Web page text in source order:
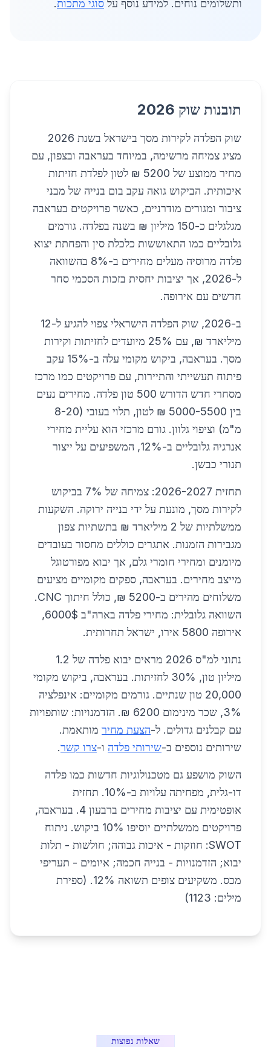
ותשלומים נוחים. למידע נוסף על סוגי מתכות.
תובנות שוק 2026
שוק הפלדה לקירות מסך בישראל בשנת 2026
מציג צמיחה מרשימה, במיוחד בעראבה ובצפון, עם
מחיר ממוצע של 5200 ₪ לטון לפלדת חזיתות
איכותית. הביקוש גואה עקב בום בנייה של מבני
ציבור ומגורים מודרניים, כאשר פרויקטים בעראבה
מגלגלים כ-150 מיליון ₪ בשנה בפלדה. גורמים
גלובליים כמו התאוששות כלכלת סין והפחתת יצוא
פלדה מרוסיה מעלים מחירים ב-8% בהשוואה
ל-2026, אך יציבות יחסית בזכות הסכמי סחר
חדשים עם אירופה.
ב-2026, שוק הפלדה הישראלי צפוי להגיע ל-12
מיליארד ₪, עם 25% מיועדים לחזיתות וקירות
מסך. בעראבה, ביקוש מקומי עלה ב-15% עקב
פיתוח תעשייתי והתיירות, עם פרויקטים כמו מרכז
מסחרי חדש הדורש 500 טון פלדה. מחירים נעים
בין 5000-5500 ₪ לטון, תלוי בעובי (8-20
מ"מ) וציפוי גלוון. גורם מרכזי הוא עליית מחירי
אנרגיה גלובליים ב-12%, המשפיעים על ייצור
תנורי כבשן.
תחזית 2026-2027: צמיחה של 7% בביקוש
לקירות מסך, מונעת על ידי בנייה ירוקה. השקעות
ממשלתיות של 2 מיליארד ₪ בתשתיות צפון
מגבירות הזמנות. אתגרים כוללים מחסור בעובדים
מיומנים ומחירי חומרי גלם, אך יבוא מפורטוגל
מייצב מחירים. בעראבה, ספקים מקומיים מציעים
משלוחים מהירים ב-5200 ₪, כולל חיתוך CNC.
השוואה גלובלית: מחירי פלדה בארה"ב 6000$,
אירופה 5800 אירו, ישראל תחרותית.
נתוני למ"ס 2026 מראים יבוא פלדה של 1.2
מיליון טון, 30% לחזיתות. בעראבה, ביקוש מקומי
20,000 טון שנתיים. גורמים מקומיים: אינפלציה
3%, שכר מינימום 6200 ₪. הזדמנויות: שותפויות
עם קבלנים גדולים. ל-הצעת מחיר מותאמת.
שירותים נוספים ב-שירותי פלדה ו-צרו קשר.
השוק מושפע גם מטכנולוגיות חדשות כמו פלדה
דו-גלית, מפחיתה עלויות ב-10%. תחזית
אופטימית עם יציבות מחירים ברבעון 4. בעראבה,
פרויקטים ממשלתיים יוסיפו 10% ביקוש. ניתוח
SWOT: חוזקות - איכות גבוהה; חולשות - תלות
יבוא; הזדמנויות - בנייה חכמה; איומים - תעריפי
מכס. משקיעים צופים תשואה 12%. (ספירת
מילים: 1123)
שאלות נפוצות